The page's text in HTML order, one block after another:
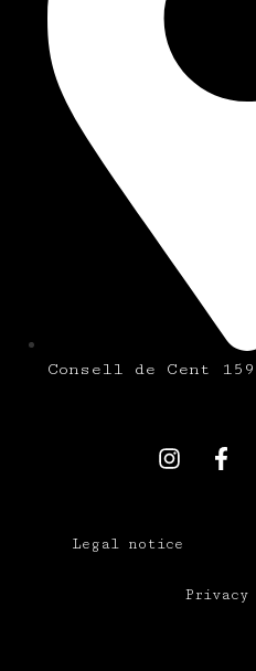
Consell de Cent
Legal notice
Privacy